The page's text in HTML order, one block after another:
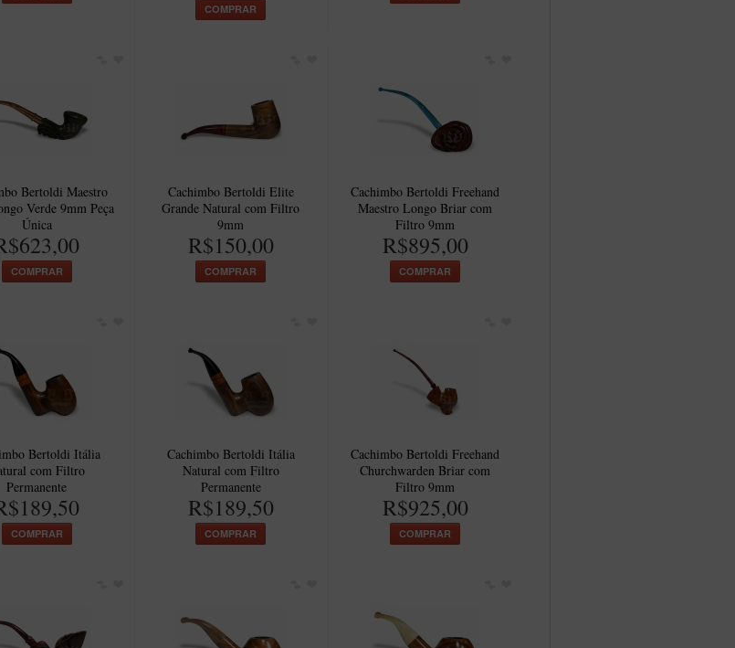
COMPRAR
Bertoldi Maestro
Verde 9mm Peça
Única
COMPRAR
Cachimbo Bertoldi Elite
Grande Natural com Filtro
9mm
R$150,00
COMPRAR
Cachimbo Bertoldi Freehand
Maestro Longo Briar com
Filtro 9mm
R$895,00
COMPRAR
Bertoldi Itália
com Filtro
Permanente
COMPRAR
Cachimbo Bertoldi Itália
Natural com Filtro
Permanente
R$189,50
COMPRAR
Cachimbo Bertoldi Freehand
Churchwarden Briar com
Filtro 9mm
R$925,00
COMPRAR